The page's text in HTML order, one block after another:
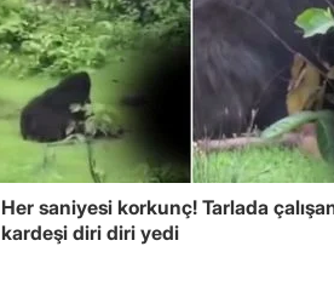
Her saniyesi korkunç! Tarlada
kardeşi diri diri yedi